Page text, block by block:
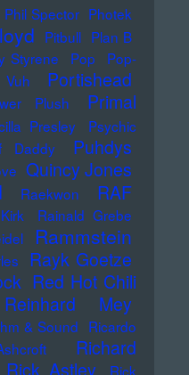
Phil Spector Photek
Pitbull Plan B
Styrene Pop
Pop-
Portishead
Plush
Primal
Presley
Psychic
Daddy
Puhdys
Quincy Jones
Raekwon RAF
Rainald Grebe
Rammstein
Rayk Goetze
Red Hot Chili
Reinhard Mey
& Sound Ricardo
Richard
Rick